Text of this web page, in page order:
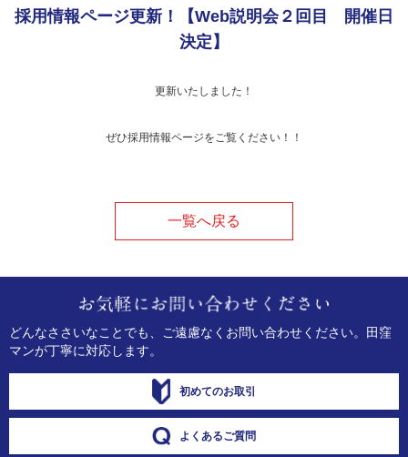
採用情報ページ更新！【Web説明会２回目 開催日
決定】
更新いたしました！
ぜひ採用情報ページをご覧ください！！
一覧へ戻る
どんなささいなことでも、ご遠慮なくお問い合わせください。
田窪
マンが丁寧に対応します。
初めてのお取引
よくあるご質問